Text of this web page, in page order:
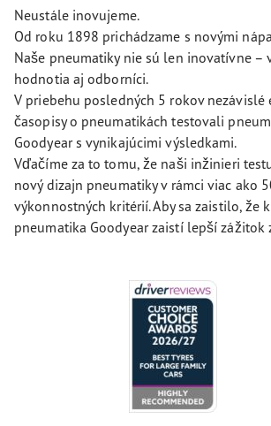
Neustále inovujeme.
Od roku 1898 prichádzame s novými
Naše pneumatiky nie sú len inovatívne –
hodnotia aj odborníci.
V priebehu posledných 5 rokov nezávislé
časopisy o pneumatikách testovali
Goodyear s vynikajúcimi výsledkami.
Vďačíme za to tomu, že naši inžinieri
nový dizajn pneumatiky v rámci viac ako
výkonnostných kritérií. Aby sa zaistilo, že
pneumatika Goodyear zaistí lepší zážitok